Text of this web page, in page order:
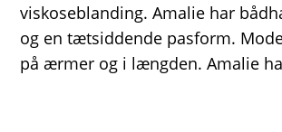
viskoseblanding. Amalie har
og en tætsiddende pasform.
på ærmer og i længden. Amalie